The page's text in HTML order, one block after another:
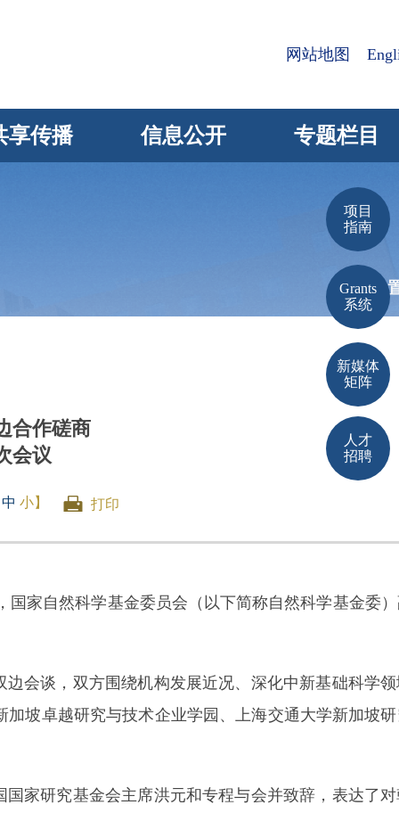
网站地图
享传播 信息公开 专题栏目
当前位
合作磋商
会议
中 小】 打印
家自然科学基金委员会（以下简称自然科学基金委
谈，双方围绕机构发展近况、深化中新基础科学
坡卓越研究与技术企业学园、上海交通大学新加坡
研究基金会主席洪元和专程与会并致辞，表达了
项目
指南
Grants
系统
新媒体
矩阵
人才
招聘